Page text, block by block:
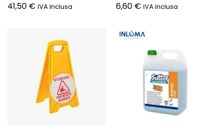
41,50 € IVA Inclusa 6,60 € IVA Inclusa